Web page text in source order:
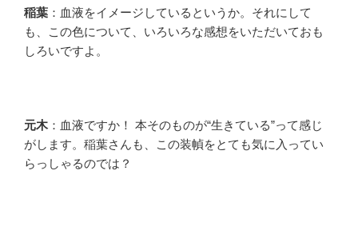
稲葉 ：血液をイメージしているというか。それにして
も、この色について、いろいろな感想をいただいておも
しろいですよ。
元木：血液ですか！ 本そのものが“生きている”って感じ
がします。稲葉さんも、この装幀をとても気に入ってい
らっしゃるのでは？